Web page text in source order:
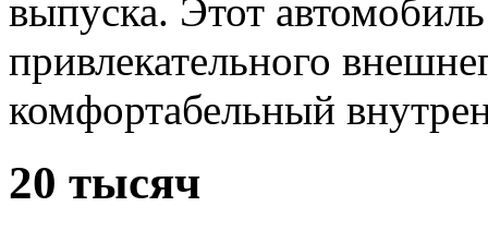
выпуска. Этот
привлекательного
комфортабельный
20 тысяч